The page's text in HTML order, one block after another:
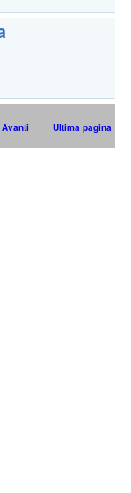
Avanti Ultima pagina